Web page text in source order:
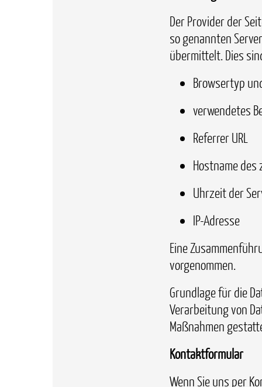
Der Provider der
so genannten
übermittelt. Dies
Browsertyp
verwendetes
Referrer URL
Hostname des
Uhrzeit der
IP-Adresse
Eine
vorgenommen.
Grundlage für die
Verarbeitung von
Maßnahmen
Kontaktformular
Wenn Sie uns per